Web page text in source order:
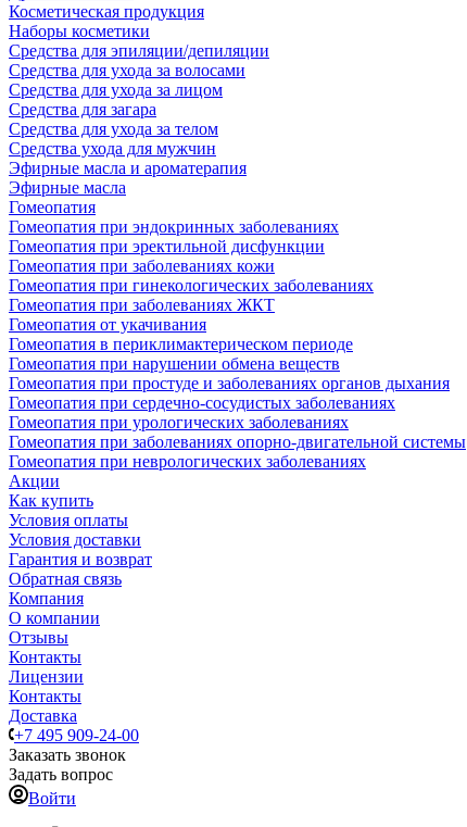
Косметическая продукция
Наборы косметики
Средства для эпиляции/депиляции
Средства для ухода за волосами
Средства для ухода за лицом
Средства для загара
Средства для ухода за телом
Средства ухода для мужчин
Эфирные масла и ароматерапия
Эфирные масла
Гомеопатия
Гомеопатия при эндокринных заболеваниях
Гомеопатия при эректильной дисфункции
Гомеопатия при заболеваниях кожи
Гомеопатия при гинекологических заболеваниях
Гомеопатия при заболеваниях ЖКТ
Гомеопатия от укачивания
Гомеопатия в периклимактерическом периоде
Гомеопатия при нарушении обмена веществ
Гомеопатия при простуде и заболеваниях органов дыхания
Гомеопатия при сердечно-сосудистых заболеваниях
Гомеопатия при урологических заболеваниях
Гомеопатия при заболеваниях опорно-двигательной системы
Гомеопатия при неврологических заболеваниях
Акции
Как купить
Условия оплаты
Условия доставки
Гарантия и возврат
Обратная связь
Компания
О компании
Отзывы
Контакты
Лицензии
Контакты
Доставка
+7 495 909-24-00
Заказать звонок
Задать вопрос
Войти